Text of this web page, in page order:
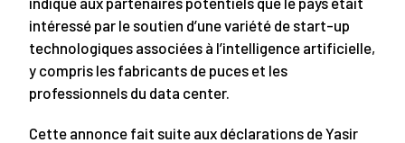
intéressé par le soutien d’une variété de start-up
technologiques associées à l’intelligence artificielle,
y compris les fabricants de puces et les
professionnels du data center.
Cette annonce fait suite aux déclarations de Yasir